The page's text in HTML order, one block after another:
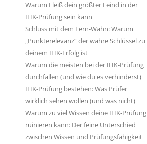
Warum Fleiß dein größter Feind in der
IHK-Prüfung sein kann
Schluss mit dem Lern-Wahn: Warum
„Punkterelevanz“ der wahre Schlüssel zu
deinem IHK-Erfolg ist
Warum die meisten bei der IHK-Prüfung
durchfallen (und wie du es verhinderst)
IHK-Prüfung bestehen: Was Prüfer
wirklich sehen wollen (und was nicht)
Warum zu viel Wissen deine IHK-Prüfung
ruinieren kann: Der feine Unterschied
zwischen Wissen und Prüfungsfähigkeit